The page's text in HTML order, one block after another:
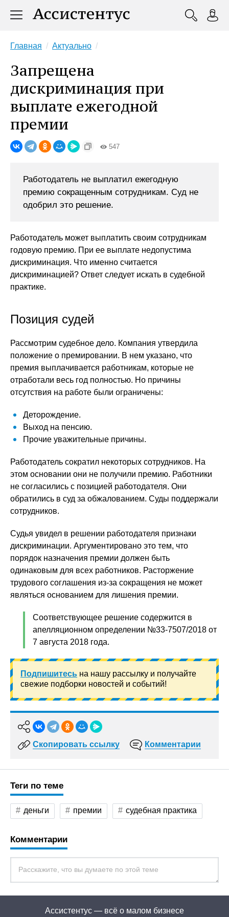
Главная Актуально
Запрещена
дискриминация при
выплате ежегодной
премии
547
Работодатель не выплатил ежегодную
премию сокращенным сотрудникам. Суд не
одобрил это решение.
Работодатель может выплатить своим сотрудникам
годовую премию. При ее выплате недопустима
дискриминация. Что именно считается
дискриминацией? Ответ следует искать в судебной
практике.
Позиция судей
Рассмотрим судебное дело. Компания утвердила
положение о премировании. В нем указано, что
премия выплачивается работникам, которые не
отработали весь год полностью. Но причины
отсутствия на работе были ограничены:
Деторождение.
Выход на пенсию.
Прочие уважительные причины.
Работодатель сократил некоторых сотрудников. На
этом основании они не получили премию. Работники
не согласились с позицией работодателя. Они
обратились в суд за обжалованием. Суды поддержали
сотрудников.
Судья увидел в решении работодателя признаки
дискриминации. Аргументировано это тем, что
порядок назначения премии должен быть
одинаковым для всех работников. Расторжение
трудового соглашения из-за сокращения не может
являться основанием для лишения премии.
Соответствующее решение содержится в
апелляционном определении №33-7507/2018 от
7 августа 2018 года.
Подпишитесь на нашу рассылку и получайте
свежие подборки новостей и событий!
Скопировать ссылку Комментарии
Теги по теме
деньги премии судебная практика
Комментарии
Ассистентус — всё о малом бизнесе